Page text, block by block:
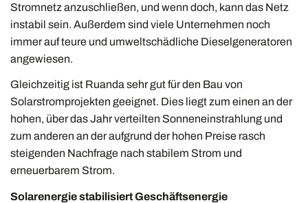
Stromnetz anzuschließen, und wenn doch, kann das Netz
instabil sein. Außerdem sind viele Unternehmen noch
immer auf teure und umweltschädliche Dieselgeneratoren
angewiesen.
Gleichzeitig ist Ruanda sehr gut für den Bau von
Solarstromprojekten geeignet. Dies liegt zum einen an der
hohen, über das Jahr verteilten Sonneneinstrahlung und
zum anderen an der aufgrund der hohen Preise rasch
steigenden Nachfrage nach stabilem Strom und
erneuerbarem Strom.
Solarenergie stabilisiert Geschäftsenergie